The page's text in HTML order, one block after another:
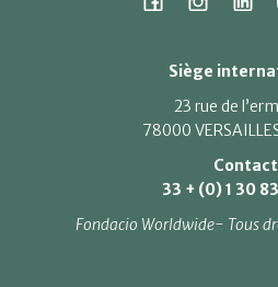
Siège
23 rue de
78000
Contact
33 + (0) 1 30
Fondacio Worldwide- Tous